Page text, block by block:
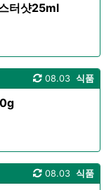
터샷25ml
식품
08.03
식품
08.03